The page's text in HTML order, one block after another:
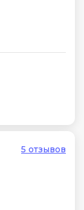
5 отзывов